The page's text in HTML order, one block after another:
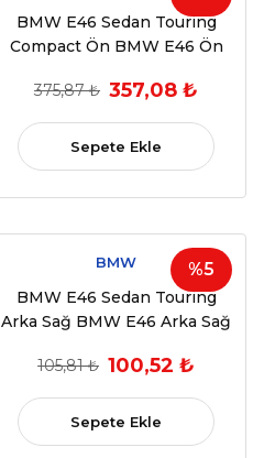
BMW E46 Sedan Touring
Compact Ön BMW E46 Ön
2006 OEM 51338254911
375,87 ₺ 357,08 ₺
Sepete Ekle
%5
BMW
BMW E46 Sedan Touring
Arka Sağ BMW E46 Arka Sağ
2005 OEM 51358212100
105,81 ₺ 100,52 ₺
Sepete Ekle